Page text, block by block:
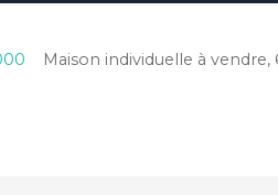
Maison individuelle à